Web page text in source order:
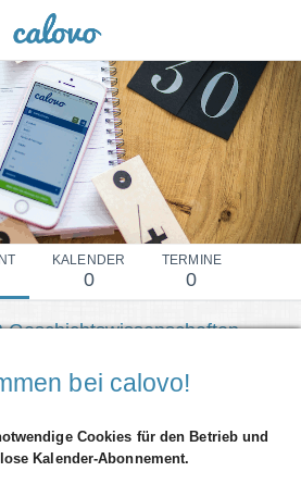
KALENDER
0
TERMINE
0
Geschichtswissenschaften
Details einblenden
bei calovo!
Cookies für den Betrieb und
Kalender-Abonnement.